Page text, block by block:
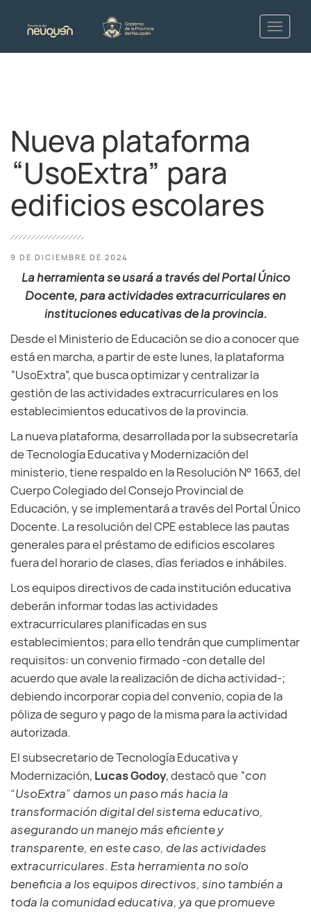
Nueva plataforma
“UsoExtra” para
edificios escolares
9 DE DICIEMBRE DE 2024
La herramienta se usará a través del Portal Único
Docente, para actividades extracurriculares en
instituciones educativas de la provincia.
Desde el Ministerio de Educación se dio a conocer que
está en marcha, a partir de este lunes, la plataforma
“UsoExtra”, que busca optimizar y centralizar la
gestión de las actividades extracurriculares en los
establecimientos educativos de la provincia.
La nueva plataforma, desarrollada por la subsecretaría
de Tecnología Educativa y Modernización del
ministerio, tiene respaldo en la Resolución N° 1663, del
Cuerpo Colegiado del Consejo Provincial de
Educación, y se implementará a través del Portal Único
Docente. La resolución del CPE establece las pautas
generales para el préstamo de edificios escolares
fuera del horario de clases, días feriados e inhábiles.
Los equipos directivos de cada institución educativa
deberán informar todas las actividades
extracurriculares planificadas en sus
establecimientos; para ello tendrán que cumplimentar
requisitos: un convenio firmado -con detalle del
acuerdo que avale la realización de dicha actividad-;
debiendo incorporar copia del convenio, copia de la
póliza de seguro y pago de la misma para la actividad
autorizada.
El subsecretario de Tecnología Educativa y
Modernización, Lucas Godoy, destacó que “con
“UsoExtra” damos un paso más hacia la
transformación digital del sistema educativo,
asegurando un manejo más eficiente y
transparente, en este caso, de las actividades
extracurriculares. Esta herramienta no solo
beneficia a los equipos directivos, sino también a
toda la comunidad educativa, ya que promueve